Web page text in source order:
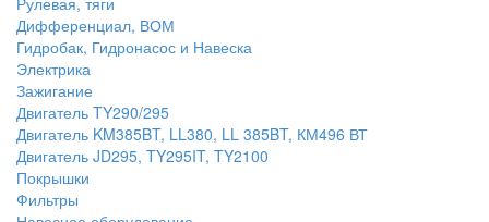
Дифференциал, ВОМ
Гидробак, Гидронасос и Навеска
Электрика
Зажигание
Двигатель TY290/295
Двигатель KM385BT, LL380, LL 385BT, КМ496 ВТ
Двигатель JD295, TY295IT, TY2100
Покрышки
Фильтры